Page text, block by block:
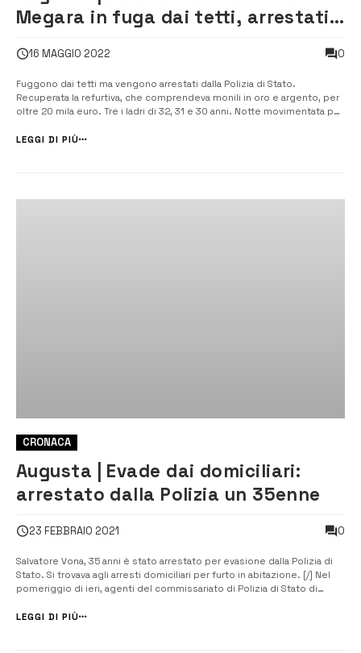
Megara in fuga dai tetti, arrestati
16 MAGGIO 2022 0
Fuggono dai tetti ma vengono arrestati dalla Polizia di Stato.
Recuperata la refurtiva, che comprendeva monili in oro e argento, per
oltre 20 mila euro. Tre i ladri di 32, 31 e 30 anni. Notte movimentata per
da una vicina di casa, sono […]
LEGGI DI PIÙ
CRONACA
Augusta | Evade dai domiciliari:
arrestato dalla Polizia un 35enne
23 FEBBRAIO 2021 0
Salvatore Vona, 35 anni è stato arrestato per evasione dalla Polizia di
Stato. Si trovava agli arresti domiciliari per furto in abitazione. [/] Nel
pomeriggio di ieri, agenti del commissariato di Polizia di Stato di
evasione dagli arresti domiciliari. L’uomo era sottoposto alla m...
LEGGI DI PIÙ